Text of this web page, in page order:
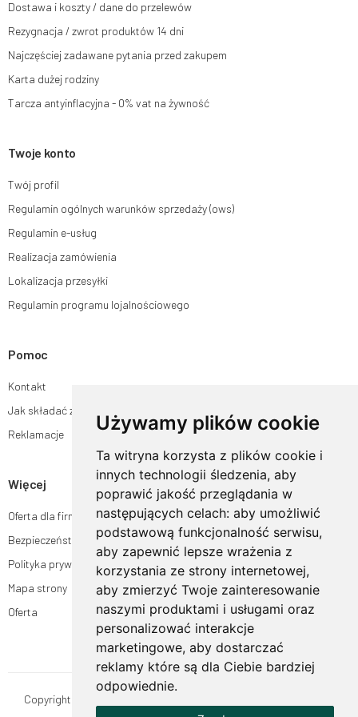
Używamy plików cookie
Ta witryna korzysta z plików cookie i
innych technologii śledzenia, aby
poprawić jakość przeglądania w
następujących celach: aby umożliwić
podstawową funkcjonalność serwisu,
aby zapewnić lepsze wrażenia z
korzystania ze strony internetowej,
aby zmierzyć Twoje zainteresowanie
naszymi produktami i usługami oraz
personalizować interakcje
marketingowe, aby dostarczać
reklamy które są dla Ciebie bardziej
odpowiednie.
e-mail lub pisemnie na adres siedziby.
Więcej informacji:www.mouton.pl/ODO
Dostawa i koszty / dane do przelewów
Rezygnacja / zwrot produktów 14 dni
Najczęściej zadawane pytania przed zakupem
Karta dużej rodziny
Tarcza antyinflacyjna - 0% vat na żywność
Twoje konto
Twój profil
Regulamin ogólnych warunków sprzedaży (ows)
Regulamin e-usług
Realizacja zamówienia
Lokalizacja przesyłki
Regulamin programu lojalnościowego
Pomoc
Kontakt
Jak składać zamówienia w sklepie ogrodyhildegardy.pl?
Reklamacje
Więcej
Oferta dla firm
Bezpieczeństwo płatności
Polityka prywatności
Mapa strony
Oferta
Copyright © OgrodyHildegardy.pl. Wszystkie prawa zastrzeżone.